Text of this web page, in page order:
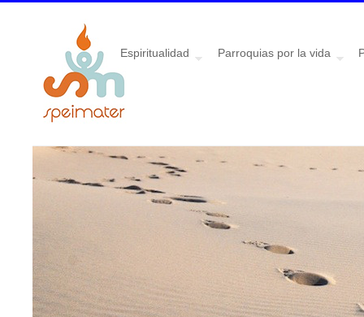
Espiritualidad Parroquias por la vida